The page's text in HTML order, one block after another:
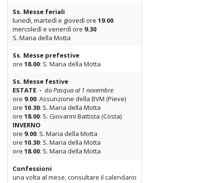
Ss. Messe feriali
lunedì, martedì e giovedì ore 19.00
mercoledì e venerdì ore 9.30
S. Maria della Motta
Ss. Messe prefestive
ore 18.00: S. Maria della Motta
Ss. Messe festive
ESTATE - da Pasqua al 1 novembre
ore 9.00: Assunzione della BVM (Pieve)
ore 10.30: S. Maria della Motta
ore 18.00: S. Giovanni Battista (Costa)
INVERNO
ore 9.00: S. Maria della Motta
ore 10.30: S. Maria della Motta
ore 18.00: S. Maria della Motta
Confessioni
una volta al mese, consultare il calendario